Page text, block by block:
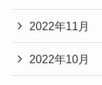
2022年11月
2022年10月